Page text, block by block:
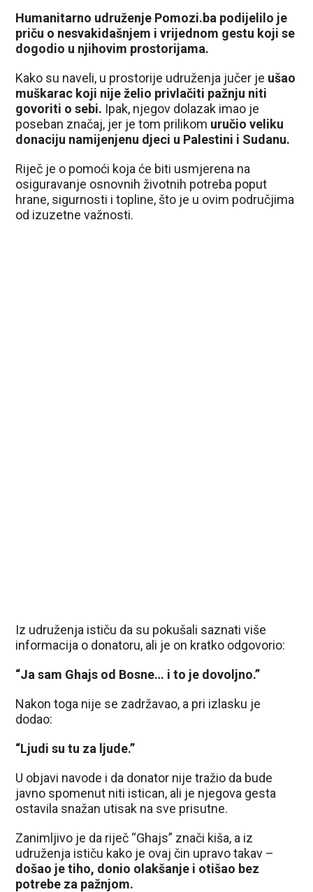
Humanitarno udruženje Pomozi.ba podijelilo je
priču o nesvakidašnjem i vrijednom gestu koji se
dogodio u njihovim prostorijama.
Kako su naveli, u prostorije udruženja jučer je ušao
muškarac koji nije želio privlačiti pažnju niti
govoriti o sebi. Ipak, njegov dolazak imao je
poseban značaj, jer je tom prilikom uručio veliku
donaciju namijenjenu djeci u Palestini i Sudanu.
Riječ je o pomoći koja će biti usmjerena na
osiguravanje osnovnih životnih potreba poput
hrane, sigurnosti i topline, što je u ovim područjima
od izuzetne važnosti.
Iz udruženja ističu da su pokušali saznati više
informacija o donatoru, ali je on kratko odgovorio:
“Ja sam Ghajs od Bosne… i to je dovoljno.”
Nakon toga nije se zadržavao, a pri izlasku je
dodao:
“Ljudi su tu za ljude.”
U objavi navode i da donator nije tražio da bude
javno spomenut niti istican, ali je njegova gesta
ostavila snažan utisak na sve prisutne.
Zanimljivo je da riječ “Ghajs” znači kiša, a iz
udruženja ističu kako je ovaj čin upravo takav –
došao je tiho, donio olakšanje i otišao bez
potrebe za pažnjom.